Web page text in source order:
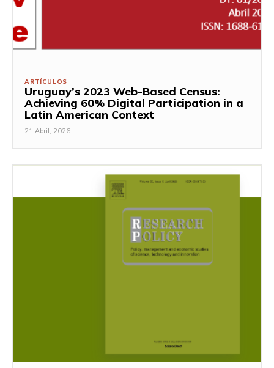
ARTÍCULOS
Uruguay’s 2023 Web-Based Census:
Achieving 60% Digital Participation in a
Latin American Context
21 Abril, 2026